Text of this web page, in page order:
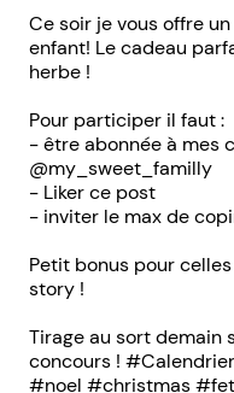
Ce soir je vous offre
enfant! Le cadeau
herbe !
Pour participer il faut :
- être abonnée à mes
@my_sweet_familly
- Liker ce post
- inviter le max de
Petit bonus pour
story !
Tirage au sort demain
concours !
#noel #christmas